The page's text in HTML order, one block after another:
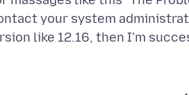
your system
like 12.16, then I'm